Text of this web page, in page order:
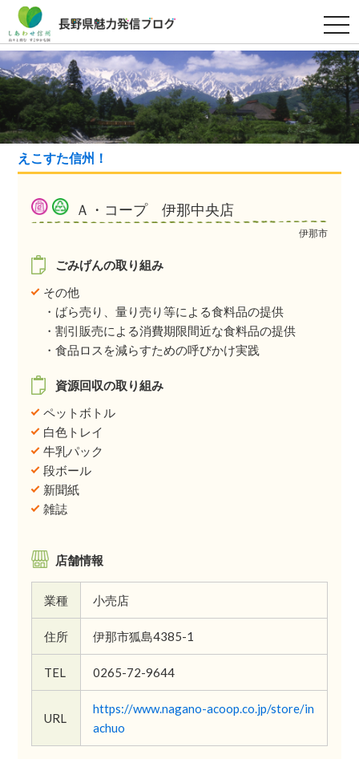
t
o
g
g
l
e
n
a
v
g
i
えこすた信州！
Ａ・コープ 伊那中央店
伊那市
ごみげんの取り組み
その他
・ばら売り、量り売り等による食料品の提供
・割引販売による消費期限間近な食料品の提供
・食品ロスを減らすための呼びかけ実践
資源回収の取り組み
ペットボトル
白色トレイ
牛乳パック
段ボール
新聞紙
雑誌
店舗情報
業種 小売店
住所 伊那市狐島4385-1
TEL 0265-72-9644
URL
https://www.nagano-acoop.co.jp/store/in
achuo